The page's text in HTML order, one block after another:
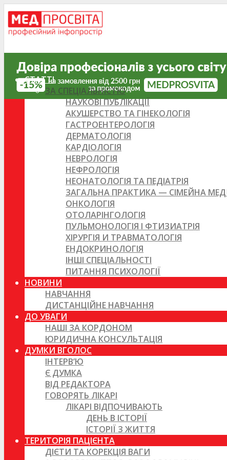
СТАТТІ
ЗА СПЕЦІАЛЬНІСТЮ
НАУКОВІ ПУБЛІКАЦІЇ
АКУШЕРСТВО ТА ГІНЕКОЛОГІЯ
ГАСТРОЕНТЕРОЛОГІЯ
ДЕРМАТОЛОГІЯ
КАРДІОЛОГІЯ
НЕВРОЛОГІЯ
НЕФРОЛОГІЯ
НЕОНАТОЛОГІЯ ТА ПЕДІАТРІЯ
ЗАГАЛЬНА ПРАКТИКА — СІМЕЙНА
ОНКОЛОГІЯ
ОТОЛАРІНГОЛОГІЯ
ПУЛЬМОНОЛОГІЯ І ФТИЗИАТРІЯ
ХІРУРГІЯ И ТРАВМАТОЛОГІЯ
ЕНДОКРИНОЛОГІЯ
ІНШІ СПЕЦІАЛЬНОСТІ
ПИТАННЯ ПСИХОЛОГІЇ
НОВИНИ
НАВЧАННЯ
ДИСТАНЦІЙНЕ НАВЧАННЯ
ДО УВАГИ
НАШІ ЗА КОРДОНОМ
ЮРИДИЧНА КОНСУЛЬТАЦІЯ
ДУМКИ ВГОЛОС
ІНТЕРВ’Ю
Є ДУМКА
ВІД РЕДАКТОРА
ГОВОРЯТЬ ЛІКАРІ
ЛІКАРІ ВІДПОЧИВАЮТЬ
ДЕНЬ В ІСТОРІЇ
ІСТОРІЇ З ЖИТТЯ
ТЕРИТОРІЯ ПАЦІЄНТА
ДІЄТИ ТА КОРЕКЦІЯ ВАГИ